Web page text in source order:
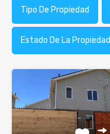
Tipo De Propiedad
Estado De La Propiedad